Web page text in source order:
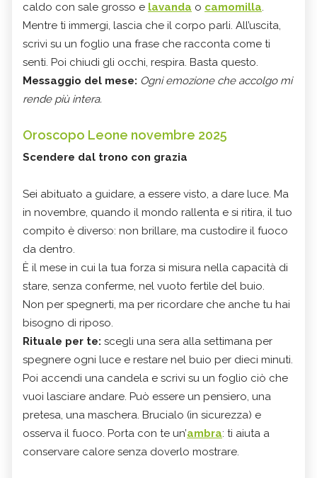
caldo con sale grosso e lavanda o camomilla.
Mentre ti immergi, lascia che il corpo parli. All’uscita,
scrivi su un foglio una frase che racconta come ti
senti. Poi chiudi gli occhi, respira. Basta questo.
Messaggio del mese: Ogni emozione che accolgo mi
rende più intera.
Oroscopo Leone novembre 2025
Scendere dal trono con grazia
Sei abituato a guidare, a essere visto, a dare luce. Ma
in novembre, quando il mondo rallenta e si ritira, il tuo
compito è diverso: non brillare, ma custodire il fuoco
da dentro.
È il mese in cui la tua forza si misura nella capacità di
stare, senza conferme, nel vuoto fertile del buio.
Non per spegnerti, ma per ricordare che anche tu hai
bisogno di riposo.
Rituale per te: scegli una sera alla settimana per
spegnere ogni luce e restare nel buio per dieci minuti.
Poi accendi una candela e scrivi su un foglio ciò che
vuoi lasciare andare. Può essere un pensiero, una
pretesa, una maschera. Brucialo (in sicurezza) e
osserva il fuoco. Porta con te un’ambra: ti aiuta a
conservare calore senza doverlo mostrare.